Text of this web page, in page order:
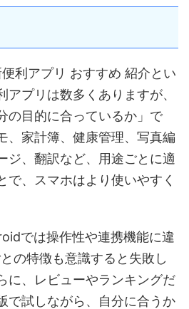
利アプリ おすすめ 紹介とい
アプリは数多くありますが、
の目的に合っているか」で
、家計簿、健康管理、写真編
ジ、翻訳など、用途ごとに適
で、スマホはより使いやすく
では操作性や連携機能に違
の特徴も意識すると失敗し
に、レビューやランキングだ
で試しながら、自分に合うか